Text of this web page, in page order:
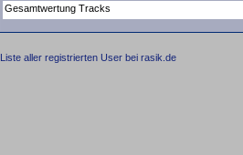
Gesamtwertung Tracks
Liste aller registrierten User bei rasik.de